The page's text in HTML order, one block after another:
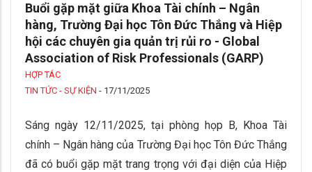
Buổi gặp mặt giữa Khoa Tài chính – Ngân
hàng, Trường Đại học Tôn Đức Thắng và Hiệp
hội các chuyên gia quản trị rủi ro - Global
Association of Risk Professionals (GARP)
HỢP TÁC
TIN TỨC - SỰ KIỆN - 17/11/2025
Sáng ngày 12/11/2025, tại phòng họp B, Khoa Tài
chính – Ngân hàng của Trường Đại học Tôn Đức Thắng
đã có buổi gặp mặt trang trọng với đại diện của Hiệp